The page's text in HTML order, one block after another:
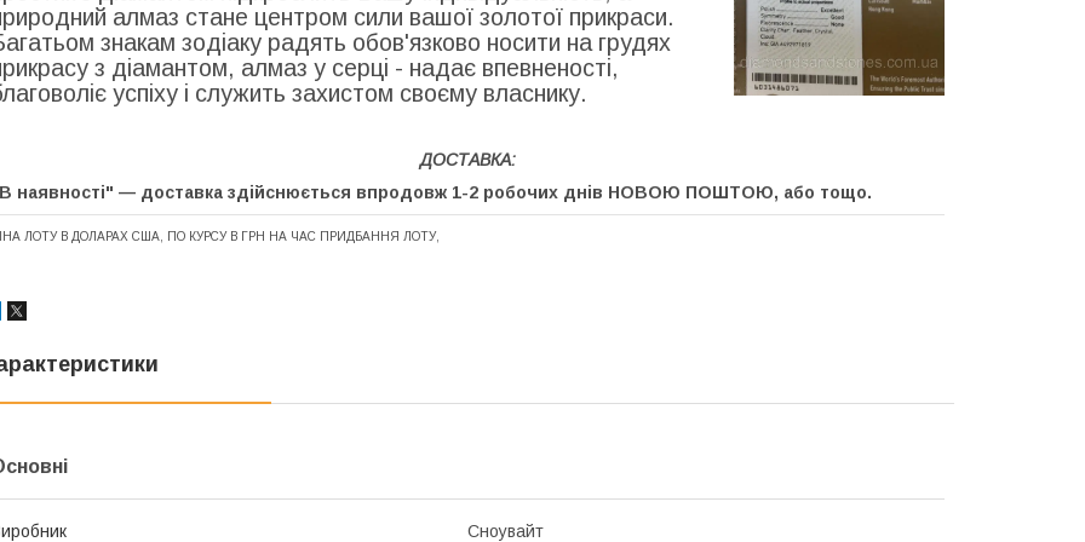
алмаз стане центром сили вашої золотої прикраси.
знакам зодіаку радять обов'язково носити на грудях
з діамантом, алмаз у серці - надає впевненості,
успіху і служить захистом своєму власнику.
ДОСТАВКА:
наявності" — доставка здійснюється впродовж 1-2 робочих днів НОВОЮ ПОШТОЮ, або тощо.
ЛОТУ В ДОЛАРАХ США, ПО КУРСУ В ГРН НА ЧАС ПРИДБАННЯ ЛОТУ,
Сноувайт